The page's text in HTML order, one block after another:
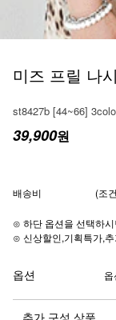
미즈 프릴 나
st8427b [44~66]
39,900원
배송비 (조
⊙ 하단 옵션을 선택하
⊙ 신상할인,기획특가,
옵션